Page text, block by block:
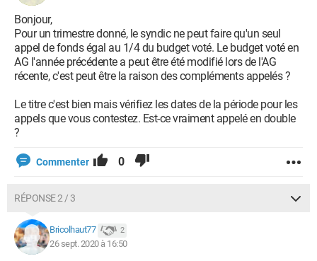
Bonjour,
Pour un trimestre donné, le syndic ne peut faire qu'un seul
appel de fonds égal au 1/4 du budget voté. Le budget voté en
AG l'année précédente a peut être été modifié lors de l'AG
récente, c'est peut être la raison des compléments appelés ?
Le titre c'est bien mais vérifiez les dates de la période pour les
appels que vous contestez. Est-ce vraiment appelé en double
?
Commenter 0
RÉPONSE 2 / 3
Bricolhaut77 2
26 sept. 2020 à 16:50